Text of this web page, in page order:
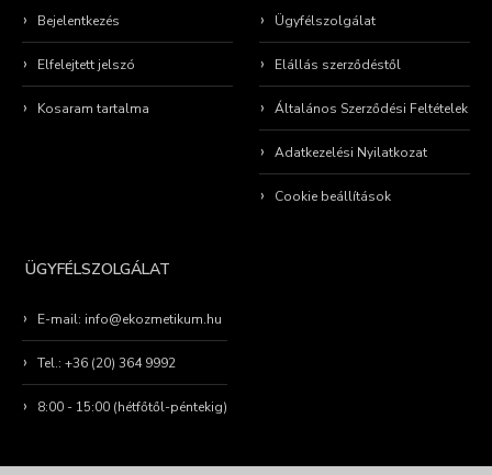
Bejelentkezés
Elfelejtett jelszó
Kosaram tartalma
Ügyfélszolgálat
Elállás szerződéstől
Általános Szerződési Feltételek
Adatkezelési Nyilatkozat
Cookie beállítások
ÜGYFÉLSZOLGÁLAT
E-mail: info@ekozmetikum.hu
Tel.: +36 (20) 364 9992
8:00 - 15:00 (hétfőtől-péntekig)